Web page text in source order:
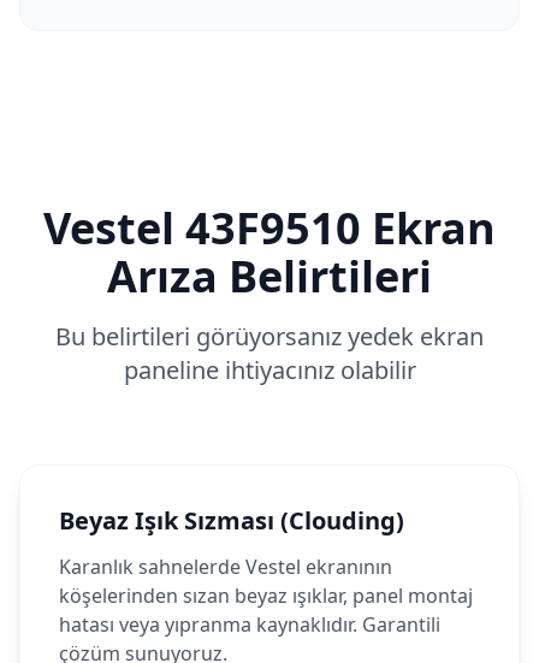
Vestel 43F9510 Ekran
Arıza Belirtileri
Bu belirtileri görüyorsanız yedek ekran
paneline ihtiyacınız olabilir
Beyaz Işık Sızması (Clouding)
Karanlık sahnelerde Vestel ekranının
köşelerinden sızan beyaz ışıklar, panel montaj
hatası veya yıpranma kaynaklıdır. Garantili
çözüm sunuyoruz.